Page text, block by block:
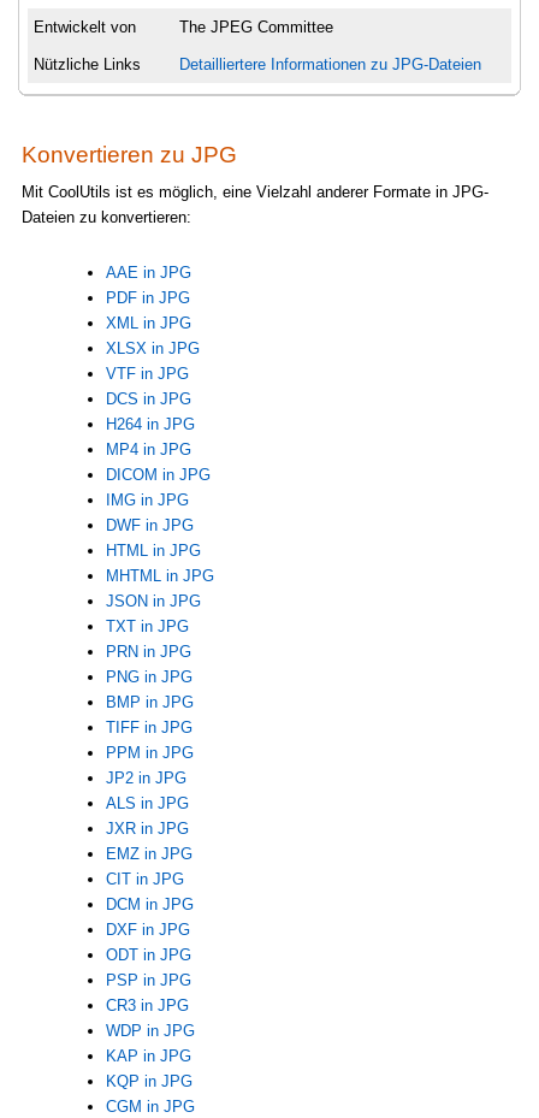
Entwickelt von The JPEG Committee
Nützliche Links Detailliertere Informationen zu JPG-Dateien
Konvertieren zu JPG
Mit CoolUtils ist es möglich, eine Vielzahl anderer Formate in JPG-
Dateien zu konvertieren:
AAE in JPG
PDF in JPG
XML in JPG
XLSX in JPG
VTF in JPG
DCS in JPG
H264 in JPG
MP4 in JPG
DICOM in JPG
IMG in JPG
DWF in JPG
HTML in JPG
MHTML in JPG
JSON in JPG
TXT in JPG
PRN in JPG
PNG in JPG
BMP in JPG
TIFF in JPG
PPM in JPG
JP2 in JPG
ALS in JPG
JXR in JPG
EMZ in JPG
CIT in JPG
DCM in JPG
DXF in JPG
ODT in JPG
PSP in JPG
CR3 in JPG
WDP in JPG
KAP in JPG
KQP in JPG
CGM in JPG